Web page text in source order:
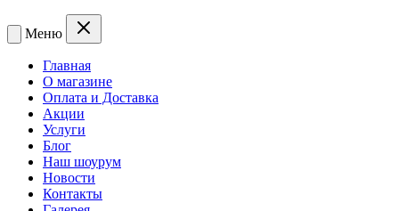
Меню
Главная
О магазине
Оплата и Доставка
Акции
Услуги
Блог
Наш шоурум
Новости
Контакты